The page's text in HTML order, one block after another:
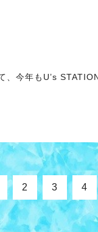
、今年もU’s
2 3 4